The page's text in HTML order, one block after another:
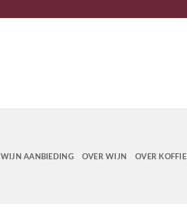
WIJN AANBIEDING OVER WIJN OVER KOFFIE